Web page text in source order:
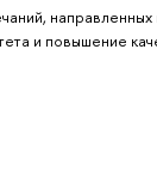
направленных
и повышение